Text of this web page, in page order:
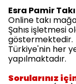
Esra Pamir Takı
Online takı
Şahıs işletmesi
göstermektedir.
Türkiye'nin her
yapılmaktadır.
Sorularınız